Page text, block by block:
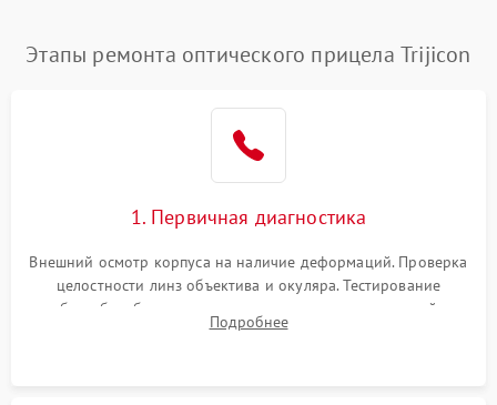
1000 ₽
защиты от перегрева
Поломка системы защиты
1000 ₽
Этапы ремонта оптического прицела Trijicon
1. Первичная диагностика
Внешний осмотр корпуса на наличие деформаций. Проверка
целостности линз объектива и окуляра. Тестирование
работы барабанчиков ввода поправок, кольца отстройки
параллакса и зума. Выявление сколов, внутренних
Подробнее